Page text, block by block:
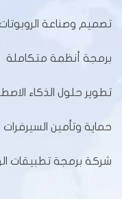
تصميم وصناعة
برمجة أنظمة متكاملة
تطوير حلول الذكاء
حماية وتأمين السيرفرات
شركة برمجة تطبيقات